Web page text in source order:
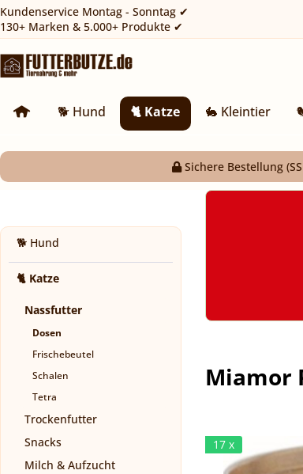
Kundenservice Montag - Sonntag ✔
130+ Marken & 5.000+ Produkte ✔
🐕 Hund 🐈 Katze 🐇 Kleintier
Sichere Bestellung
🐕 Hund
🐈 Katze
Nassfutter
Dosen
Frischebeutel
Schalen
Tetra
Trockenfutter
Snacks
Milch & Aufzucht
Miamor
17 x